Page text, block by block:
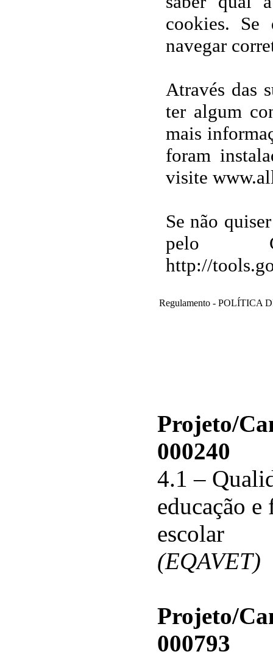
cookies. Se
navegar
Através das
ter algum
mais
foram
visite
Se não
pelo
http://
Regulamento - POLÍTICA
Projeto/
000240
4.1 –
educação e
escolar
(EQAVET)
Projeto/
000793